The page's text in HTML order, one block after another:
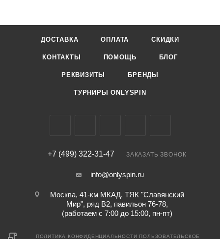
ДОСТАВКА ОПЛАТА СКИДКИ
КОНТАКТЫ ПОМОЩЬ БЛОГ
РЕКВИЗИТЫ БРЕНДЫ
ТУРНИРЫ ONLYSPIN
+7 (499) 322-31-47 ЗАКАЗАТЬ ЗВОНОК
info@onlyspin.ru
Москва, 41-км МКАД, ТЯК "Славянский
Мир", ряд В2, павильон 76-78,
(работаем с 7:00 до 15:00, пн-пт)
ПОЛИТИКА КОНФИДЕНЦИАЛЬНОСТИ ПОЛЬЗОВАТЕЛЬСКОЕ